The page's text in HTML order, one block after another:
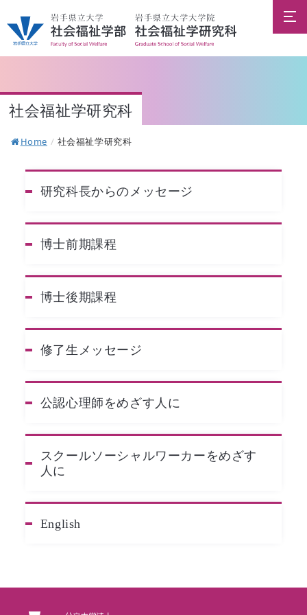
社会福祉学研究科
Home / 社会福祉学研究科
研究科長からのメッセージ
博士前期課程
博士後期課程
修了生メッセージ
公認心理師をめざす人に
スクールソーシャルワーカーをめざす
人に
English